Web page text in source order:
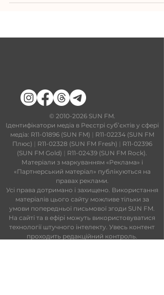
​© 2010-2026SUN FM.
Ідентифікатори медіа в Реєстрі суб’єктів у сфері
медіа: R11-01896 (SUN FM) | R11-02234 (SUN FM
Плюс) | R11-02328 (SUN FM Fresh) | R11-02396
(SUN FM Gold) | R11-02439 (SUN FM Rock).
Матеріали з маркуванням «Реклама» і
«Партнерський матеріал» публікуються на
правах реклами.
Усі права дотримано і захищено. Використання
матеріалів цього сайту можливе тільки за
умови попередньої письмової згоди SUN FM.
На сайті та в ефірі можуть використовуватися
технології штучного інтелекту. Увесь контент
проходить редакційний контроль.